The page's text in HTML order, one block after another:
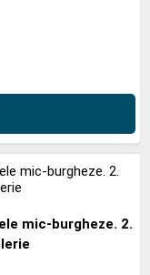
mic-burgheze. 2.